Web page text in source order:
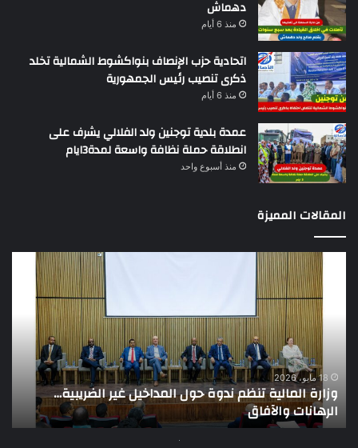
دهماش
منذ 6 أيام
اتحادية حزب الإنصاف بنواكشوط الشمالية تخلد
ذكرى تنصيب رئيس الجمهورية
منذ 6 أيام
عمدة بلدية توجنين ولد الفلالي يشرف على
انطلاقة حملة نظافة واسعة لمدة3ايام
منذ أسبوع واحد
المقالات المميزة
وزارة
المالية
تنظم
حول
المداخيل
الضريبية…
الرهانات
والآفاق
18 مايو، 2026
وزارة المالية تنظم ندوة حول المداخيل غير الضريبية…
الرهانات والآفاق